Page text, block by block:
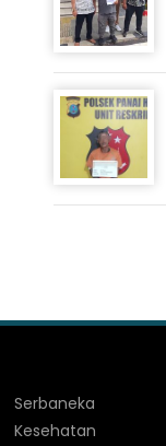
Serbaneka
Kesehatan